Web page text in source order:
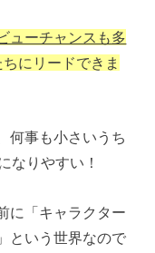
ューチャンスも多
にリードできま
何事も小さいうち
なりやすい！
に「キャラクター
という世界なので